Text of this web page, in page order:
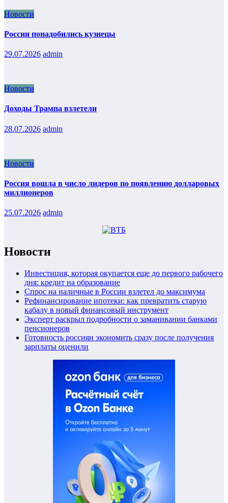
Новости
России понадобились кузнецы
29.07.2026 admin
Новости
Доходы Трампа взлетели
28.07.2026 admin
Новости
Россия вошла в число лидеров по появлению долларовых
миллионеров
25.07.2026 admin
Новости
Инвестиция, которая окупается еще до первого рабочего
дня: кредит на образование
Спрос на наличные в России взлетел до максимума
Рефинансирование ипотеки: как превратить старую
кабалу в новый финансовый инструмент
Эксперт раскрыл подробности о заманивании банками
пенсионеров
Готовность россиян экономить сразу после получения
зарплаты оценили